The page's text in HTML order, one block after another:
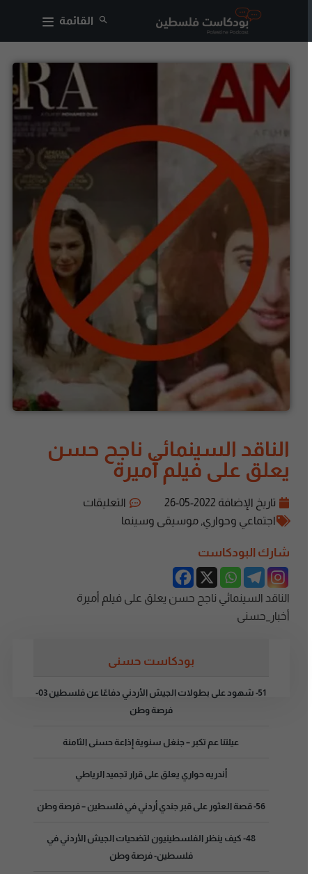
القائمة
الناقد السينمائي ناجح حسن
يعلق على فيلم أميرة
تاريخ الإضافة2022-05-26
التعليقات
اجتماعي وحواري, موسيقى وسينما
شارك البودكاست
الناقد السينمائي ناجح حسن يعلق على فيلم أميرة
أخبار_حسنى
بودكاست حسنى
51- شهود على بطولات الجيش الأردني دفاعًا عن فلسطين 03-
فرصة وطن
عيلتنا عم تكبر – جنغل سنوية إذاعة حسنى الثامنة
أندريه حواري يعلق على قرار تجميد الرياطي
56- قصة العثور على قبر جندي أردني في فلسطين – فرصة وطن
48- كيف ينظر الفلسطينيون لتضحيات الجيش الأردني في
فلسطين- فرصة وطن